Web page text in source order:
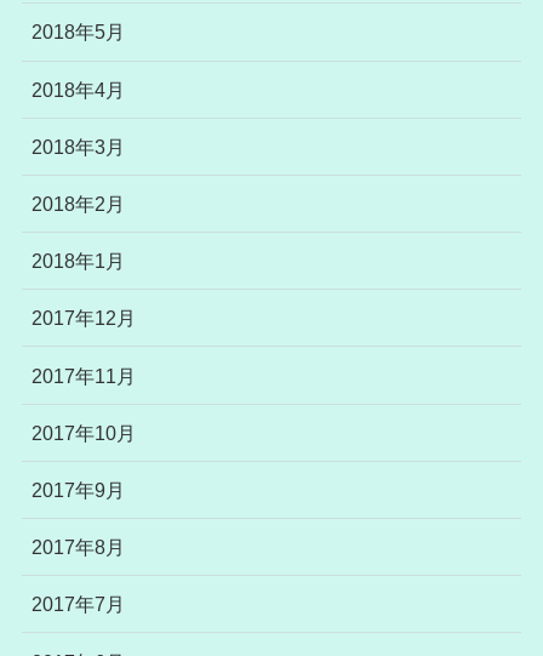
2018年5月
2018年4月
2018年3月
2018年2月
2018年1月
2017年12月
2017年11月
2017年10月
2017年9月
2017年8月
2017年7月